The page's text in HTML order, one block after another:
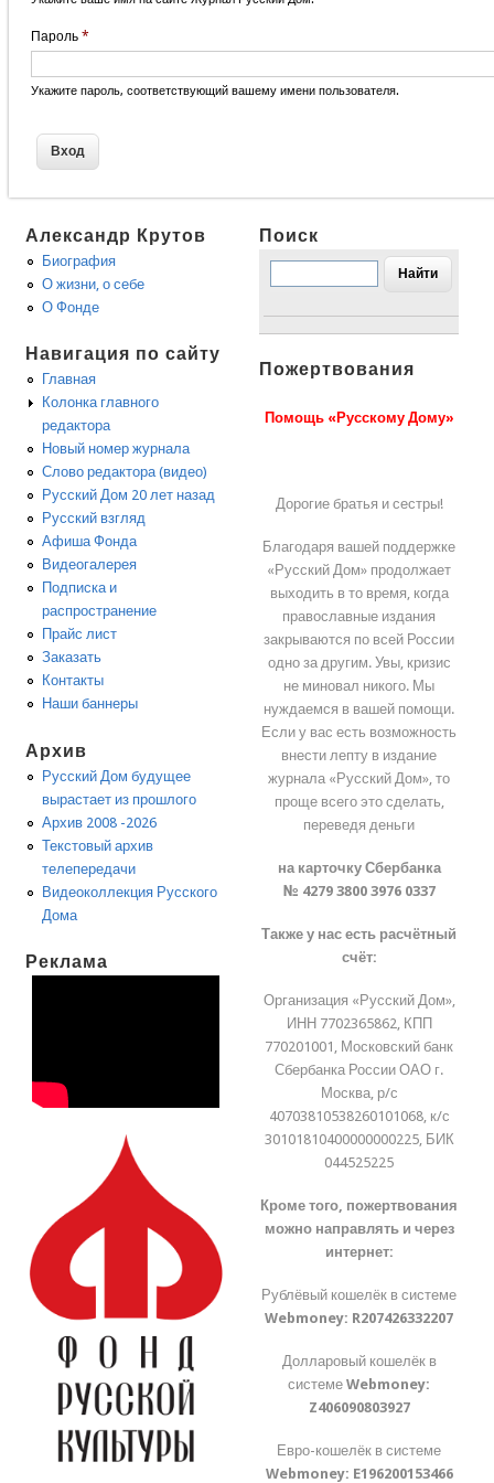
Пароль *
Укажите пароль, соответствующий вашему имени пользователя.
Александр Крутов
Биография
О жизни, о себе
О Фонде
Навигация по сайту
Главная
Колонка главного
редактора
Новый номер журнала
Слово редактора (видео)
Русский Дом 20 лет назад
Русский взгляд
Афиша Фонда
Видеогалерея
Подписка и
распространение
Прайс лист
Заказать
Контакты
Наши баннеры
Архив
Русский Дом будущее
вырастает из прошлого
Архив 2008 -2026
Текстовый архив
телепередачи
Видеоколлекция Русского
Дома
Реклама
Поиск
Пожертвования
Помощь «Русскому Дому»
Дорогие братья и сестры!
Благодаря вашей поддержке
«Русский Дом» продолжает
выходить в то время, когда
православные издания
закрываются по всей России
одно за другим. Увы, кризис
не миновал никого. Мы
нуждаемся в вашей помощи.
Если у вас есть возможность
внести лепту в издание
журнала «Русский Дом», то
проще всего это сделать,
переведя деньги
на карточку Сбербанка
№ 4279 3800 3976 0337
Также у нас есть расчётный
счёт:
Организация «Русский Дом»,
ИНН 7702365862, КПП
770201001, Московский банк
Сбербанка России ОАО г.
Москва, р/с
40703810538260101068, к/с
30101810400000000225, БИК
044525225
Кроме того, пожертвования
можно направлять и через
интернет:
Рублёвый кошелёк в системе
Webmoney: R207426332207
Долларовый кошелёк в
системеWebmoney:
Z406090803927
Евро-кошелёк в системе
Webmoney: E196200153466